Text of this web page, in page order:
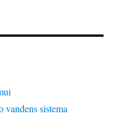
vandens sistema